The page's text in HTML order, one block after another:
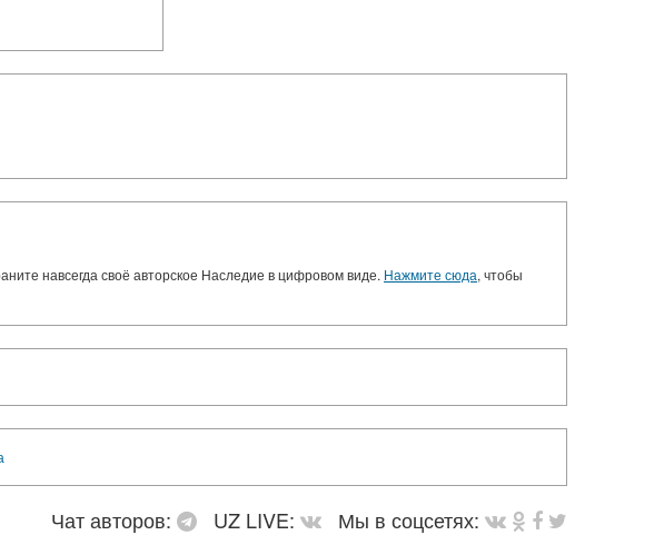
навсегда своё авторское Наследие в цифровом виде. Нажмите сюда, чтобы
Чат авторов: UZ LIVE:
Мы в соцсетях: